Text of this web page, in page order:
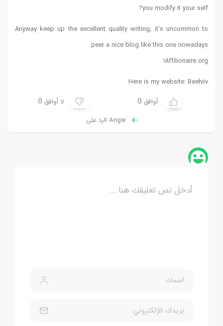
you modify it your self?
Anyway keep up the excellent quality writing, it’s uncommon to
peer a nice blog like this one nowadays.
Affilionaire.org
!
Here is my website:Beehiiv
أوافق 0 لا أوافق 0
Angie الرد على